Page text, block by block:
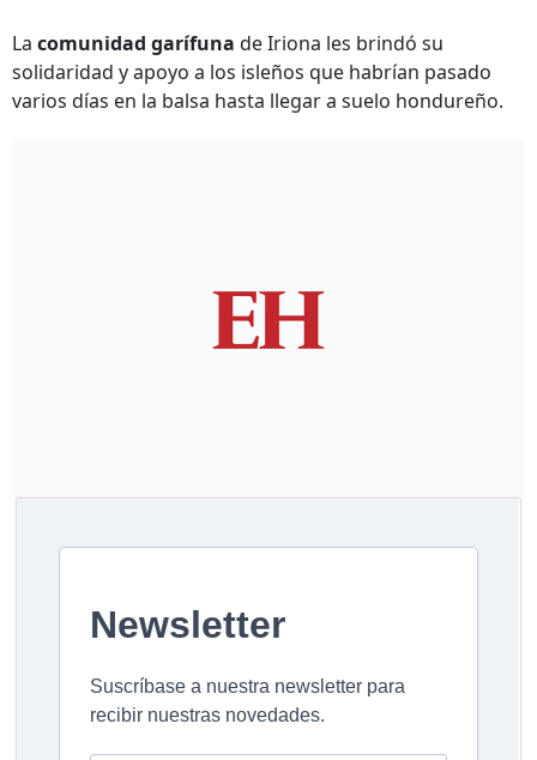
La comunidad garífuna de Iriona les brindó su
solidaridad y apoyo a los isleños que habrían pasado
varios días en la balsa hasta llegar a suelo hondureño.